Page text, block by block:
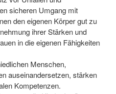
sicheren Umgang mit
den eigenen Körper gut zu
ihrer Stärken und
in die eigenen Fähigkeiten
Menschen,
auseinandersetzen, stärken
Kompetenzen.